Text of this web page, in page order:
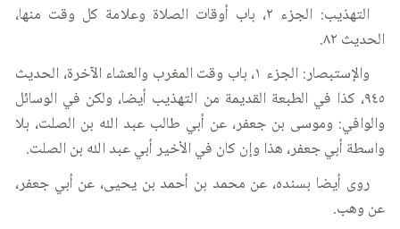
التهذيب: الجزء ٢، باب أوقات الصلاة وعلامة كل وقت منها،
الحديث ٨٢.
والإستبصار: الجزء ١، باب وقت المغرب والعشاء الآخرة، الحديث
٩٤٥، كذا في الطبعة القديمة من التهذيب أيضا، ولكن في الوسائل
والوافي: وموسى بن جعفر، عن أبي طالب عبد الله بن الصلت، بلا
واسطة أبي جعفر، هذا وإن كان في الأخير أبي عبد الله بن الصلت.
روى أيضا بسنده، عن محمد بن أحمد بن يحيى، عن أبي جعفر،
عن وهب.